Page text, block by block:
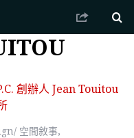
空間敘事,